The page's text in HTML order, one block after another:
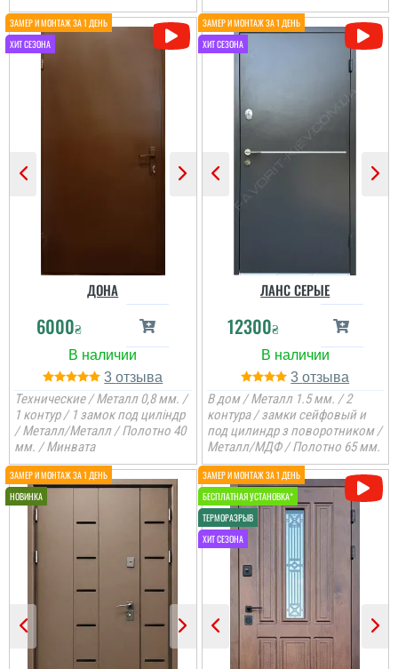
Коля
посереднику і купуєш
двері напряму у
виробника, тому якщо
цінуєте свої кошти і вам
потрібні двері, то вам
сюди. ...
ДОНА
6000₴
3
Технические / Металл 0,8 мм. /
1 контур / 1 замок под циліндр
/ Металл/Металл / Полотно 40
мм. / Минвата
ЛАНС СЕРЫЕ
12300₴
3
В дом / Металл 1.5 мм. / 2
контура / замки сейфовый и
под цилиндр з поворотником /
Металл/МДФ / Полотно 65 мм.